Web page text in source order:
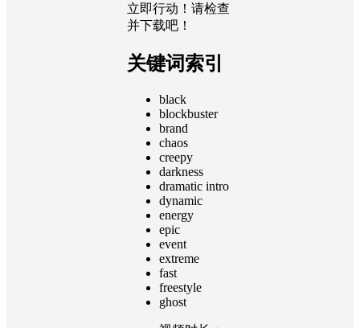
立即行动！请检查
并下载吧！
关键词索引
black
blockbuster
brand
chaos
creepy
darkness
dramatic intro
dynamic
energy
epic
event
extreme
fast
freestyle
ghost